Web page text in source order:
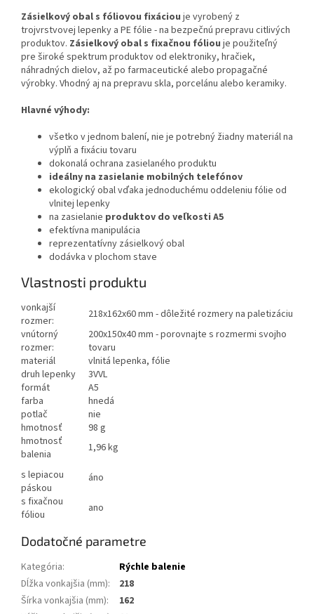
Zásielkový obal s fóliovou fixáciou je vyrobený z
trojvrstvovej lepenky a PE fólie - na bezpečnú prepravu citlivých
produktov. Zásielkový obal s fixačnou fóliou je použiteľný
pre široké spektrum produktov od elektroniky, hračiek,
náhradných dielov, až po farmaceutické alebo propagačné
výrobky. Vhodný aj na prepravu skla, porcelánu alebo keramiky.
Hlavné výhody:
všetko v jednom balení, nie je potrebný žiadny materiál na
výplň a fixáciu tovaru
dokonalá ochrana zasielaného produktu
ideálny na zasielanie mobilných telefónov
ekologický obal vďaka jednoduchému oddeleniu fólie od
vlnitej lepenky
na zasielanie produktov do veľkosti A5
efektívna manipulácia
reprezentatívny zásielkový obal
dodávka v plochom stave
Vlastnosti produktu
vonkajší
rozmer:
218x162x60 mm - dôležité rozmery na paletizáciu
vnútorný
rozmer:
200x150x40 mm - porovnajte s rozmermi svojho
tovaru
materiál
vlnitá lepenka, fólie
druh lepenky
3VVL
formát
A5
farba
hnedá
potlač
nie
hmotnosť
98 g
hmotnosť
balenia
1,96 kg
s lepiacou
páskou
áno
s fixačnou
fóliou
ano
Dodatočné parametre
Kategória:
Rýchle balenie
Dĺžka vonkajšia (mm):
218
Šírka vonkajšia (mm):
162